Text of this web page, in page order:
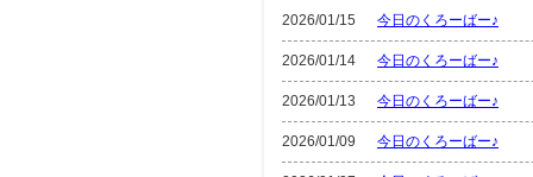
2026/01/15
今日のくろーばー♪
2026/01/14 今日のくろーばー♪
2026/01/13 今日のくろーばー♪
2026/01/09 今日のくろーばー♪